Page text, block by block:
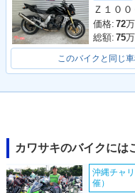
Ｚ１００
価格: 72万
総額: 75万
このバイクと同じ
カワサキのバイクには
沖縄チャ
催）